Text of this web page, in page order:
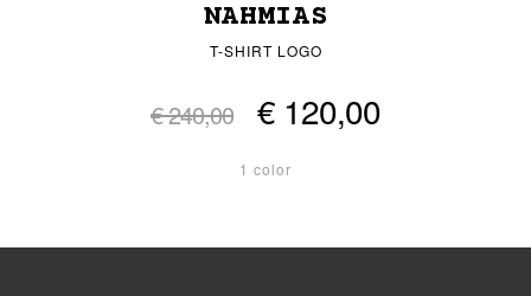
NAHMIAS
T-SHIRT LOGO
€ 240,00 € 120,00
1 color